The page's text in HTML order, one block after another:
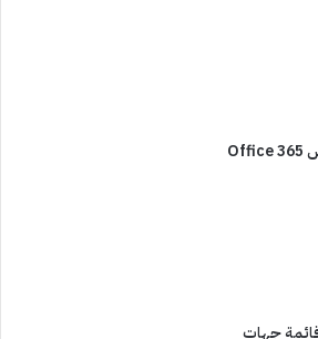
تطبيق مايكروسوفت اوفيس Office 365
جهات